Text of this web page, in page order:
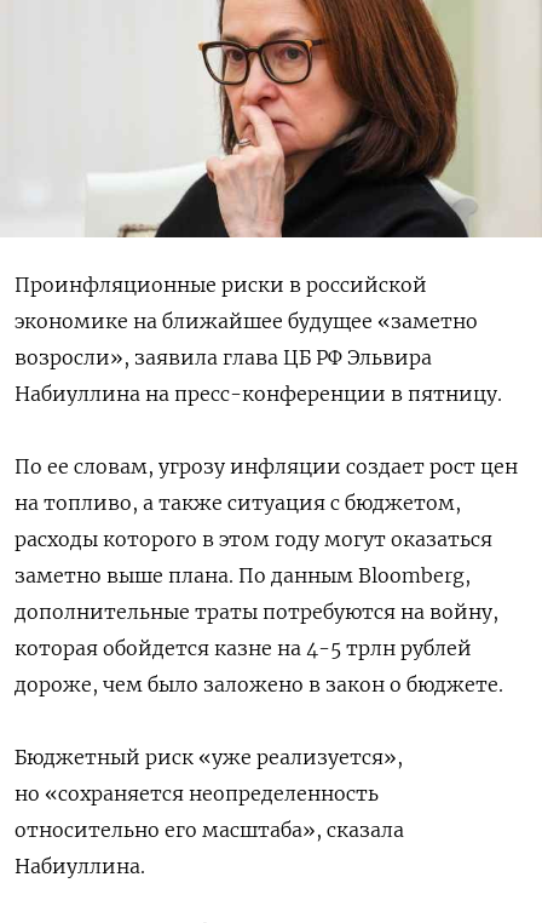
Проинфляционные риски в российской
экономике на ближайшее будущее «заметно
возросли», заявила глава ЦБ РФ Эльвира
Набиуллина на пресс-конференции в пятницу.
По ее словам, угрозу инфляции создает рост цен
на топливо, а также ситуация с бюджетом,
расходы которого в этом году могут оказаться
заметно выше плана. По данным Bloomberg,
дополнительные траты потребуются на войну,
которая обойдется казне на 4-5 трлн рублей
дороже, чем было заложено в закон о бюджете.
Бюджетный риск «уже реализуется»,
но «сохраняется неопределенность
относительно его масштаба», сказала
Набиуллина.